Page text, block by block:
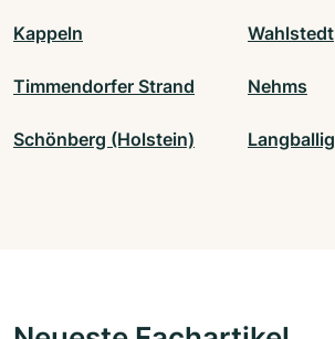
Kappeln Wahlstedt
Timmendorfer Strand Nehms
Schönberg (Holstein) Langballig